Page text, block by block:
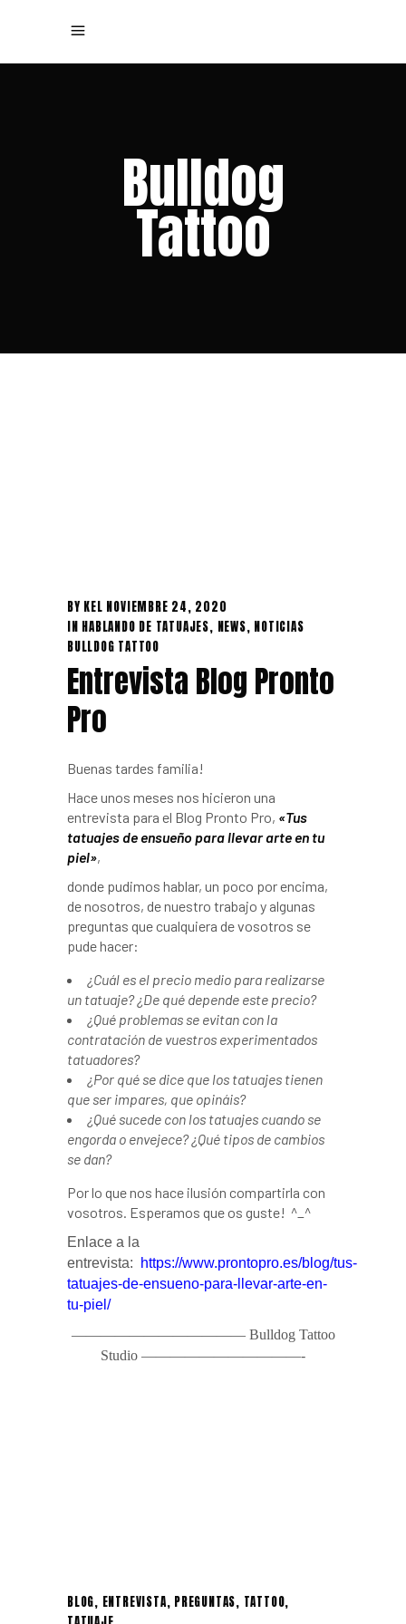
Bulldog
Tattoo
BY KEL NOVIEMBRE 24, 2020
IN HABLANDO DE TATUAJES, NEWS, NOTICIAS
BULLDOG TATTOO
Entrevista Blog Pronto
Pro
Buenas tardes familia!
Hace unos meses nos hicieron una
entrevista para el Blog Pronto Pro, «Tus
tatuajes de ensueño para llevar arte en tu
piel»,
donde pudimos hablar, un poco por encima,
de nosotros, de nuestro trabajo y algunas
preguntas que cualquiera de vosotros se
pude hacer:
¿Cuál es el precio medio para realizarse
un tatuaje? ¿De qué depende este precio?
¿Qué problemas se evitan con la
contratación de vuestros experimentados
tatuadores?
¿Por qué se dice que los tatuajes tienen
que ser impares, que opináis?
¿Qué sucede con los tatuajes cuando se
engorda o envejece? ¿Qué tipos de cambios
se dan?
Por lo que nos hace ilusión compartirla con
vosotros. Esperamos que os guste! ^_^
Enlace a la
entrevista:
https://www.prontopro.es/blog/tus-
tatuajes-de-ensueno-para-llevar-arte-en-
tu-piel/
———————————— Bulldog Tattoo
Studio ———————————-
BLOG, ENTREVISTA, PREGUNTAS, TATTOO,